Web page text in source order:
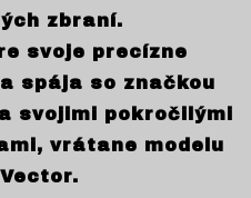
zbraní.
svoje precízne
spája so značkou
svojimi pokročilými
vrátane modelu